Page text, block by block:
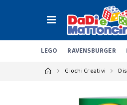
LEGO RAVENSBURGER
Giochi Creativi